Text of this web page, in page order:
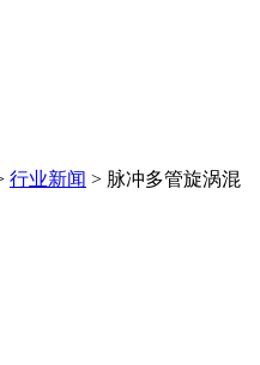
行业新闻 > 脉冲多管旋涡混